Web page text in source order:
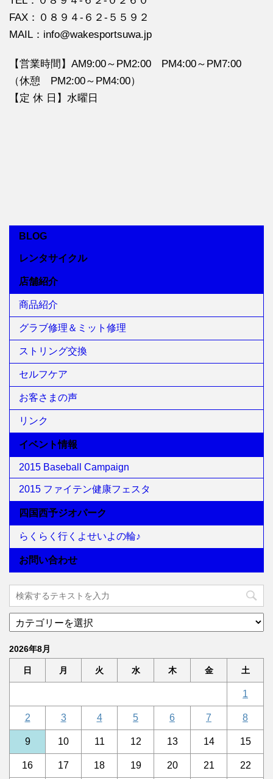
FAX：０８９４‐６２‐５５９２
MAIL：info@wakesportsuwa.jp
【営業時間】AM9:00～PM2:00 PM4:00～PM7:00
（休憩 PM2:00～PM4:00）
【定 休 日】水曜日
BLOG
レンタサイクル
店舗紹介
商品紹介
グラブ修理＆ミット修理
ストリング交換
セルフケア
お客さまの声
リンク
イベント情報
2015 Baseball Campaign
2015 ファイテン健康フェスタ
四国西予ジオパーク
らくらく行くよせいよの輪♪
お問い合わせ
2026年8月
日 月 火 水 木 金 土
1
2 3 4 5 6 7 8
9 10 11 12 13 14 15
16 17 18 19 20 21 22